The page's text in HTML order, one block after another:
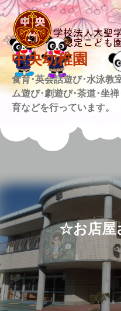
Skip
to
content
中央幼稚園
食育･英会話遊び･水泳教
ム遊び･劇遊び･茶道･坐
育などを行っています。
☆お店屋